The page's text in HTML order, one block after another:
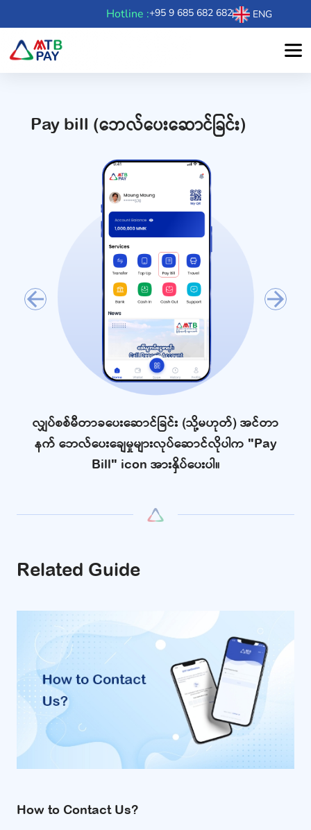
Hotline :+95 9 685 682 682 ENG
Pay bill (ဘေလ်ပေးဆောင်ခြင်း)
လျှပ်စစ်မီတာခပေးဆောင်ခြင်း (သို့မဟုတ်) အင်တာ
နက် ဘေလ်ပေးချေမှုများလုပ်ဆောင်လိုပါက "Pay
Bill" icon အားနှိပ်ပေးပါ။
Previous Next
Related Guide
How to Contact Us?